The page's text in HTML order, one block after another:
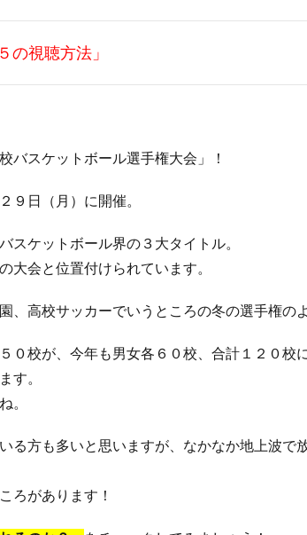
の視聴方法」
バスケットボール選手権大会」！
９日（月）に開催。
スケットボール界の３大タイトル。
大会と位置付けられています。
、高校サッカーでいうところの冬の選手権の
０校が、今年も男女各６０校、合計１２０校
す。
。
る方も多いと思いますが、なかなか地上波で
ろがあります！